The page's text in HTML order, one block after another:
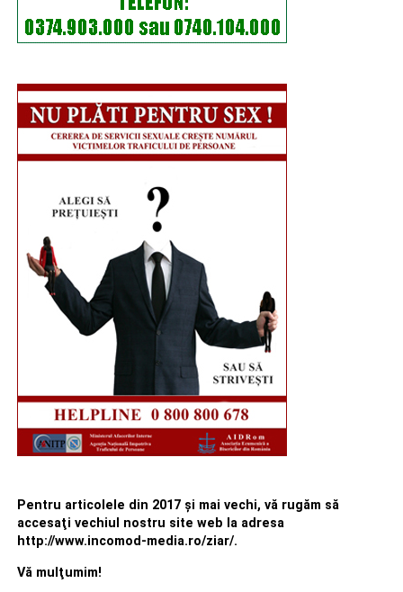
Pentru articolele din 2017 şi mai vechi, vă rugăm să
accesaţi vechiul nostru site web la adresa
http://www.incomod-media.ro/ziar/.
Vă mulţumim!